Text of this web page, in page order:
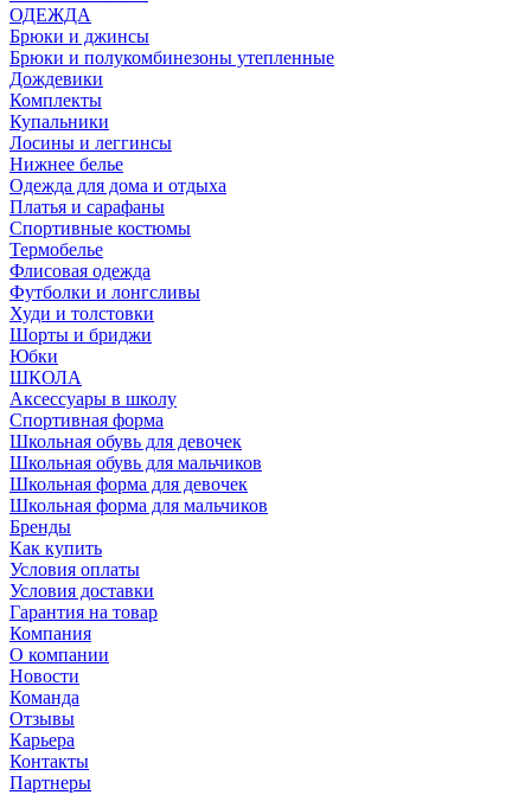
ОДЕЖДА
Брюки и джинсы
Брюки и полукомбинезоны утепленные
Дождевики
Комплекты
Купальники
Лосины и леггинсы
Нижнее белье
Одежда для дома и отдыха
Платья и сарафаны
Спортивные костюмы
Термобелье
Флисовая одежда
Футболки и лонгсливы
Худи и толстовки
Шорты и бриджи
Юбки
ШКОЛА
Аксессуары в школу
Спортивная форма
Школьная обувь для девочек
Школьная обувь для мальчиков
Школьная форма для девочек
Школьная форма для мальчиков
Бренды
Как купить
Условия оплаты
Условия доставки
Гарантия на товар
Компания
О компании
Новости
Команда
Отзывы
Карьера
Контакты
Партнеры